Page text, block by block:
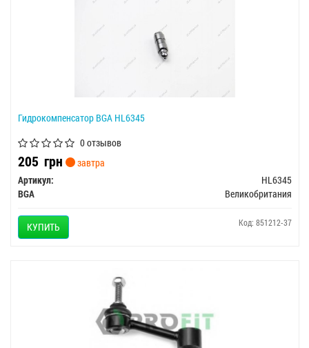
Гидрокомпенсатор BGA HL6345
0 отзывов
205 грн
завтра
Артикул:
HL6345
BGA
Великобритания
КУПИТЬ Код: 851212-37